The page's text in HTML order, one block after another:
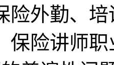
险外勤、
保险讲师